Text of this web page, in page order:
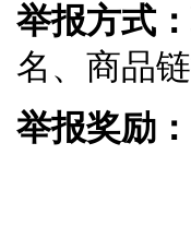
举报方式：
名、商品链
举报奖励：